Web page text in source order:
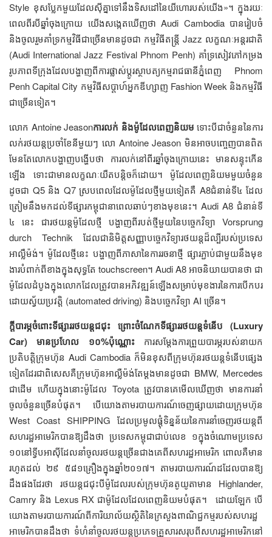
Style ខុស​ប្លែក​មួយ​​​ដែល​ស៊ីគ្នា​ទៅ​នឹង​ទិសដៅ​នៃ​​យីហោ​របស់​យើង»។ ក្នុង​រយៈ​
ពេល​ពីរ​បី​ឆ្នាំ​​ចុង​ក្រោយ​ យើង​សង្កេត​​ឃើញ​ថា​ Audi Cambodia បាន​រៀប​ចំ​
និង​ចូលរួម​គាំទ្រ​កម្មវិធី​ជា​ច្រើន​មាន​ដូច​ជា​ កម្មវិធី​តន្ត្រី​ Jazz លក្ខណៈ​​អន្តរជាតិ​
(Audi International Jazz Festival Phnom Penh) ​គាំទ្រ​សៀវភៅ​កម្រង​
រូបភាព​ទីក្រុង​ដែល​បង្ហាញ​ពី​​ការ​ផ្លាស់ប្ដូរ​ស្ថាបត្យកម្ម​​រាជធានី​ភ្នំពេញ​ Phnom
Penh Capital City កម្មវិធី​សប្ដាហ៍​អ្នក​ឌីហ្សាញ​ Fashion Week ​និង​កម្មវិធី​
ជា​ច្រើន​ទៀត។
លោក​ Antoine Jeasonការ​លក់ និង​ម៉ូដែល​ពេញ​និយម​​ ​ទោះ​បី​ជា​ចំនួន​នៃ​ការ​
លក់​រថយន្ត​ប្រចាំ​ខែ​នីមួយ​ៗ​ លោ​ Antoine Jeason​ មិន​អាច​បញ្ចេញ​បាន​ពិត​
មែន​តែ​លោក​បង្ហាញ​បង្ហើប​ថា​​ ​ការ​លក់​នៅ​ពីរ​ឆ្នាំ​ចុង​ក្រោយ​នេះ​ ​មាន​សន្ទុះ​កើន​
ឡើង ទោះ​ជា​មាន​លក្ខណៈ​យឺត​បន្តិច​ក៏​ដោយ។ ម៉ូដែល​​ពេញ​និយម​មួយ​ចំនួន​
ដូច​ជា​ Q5 និង​ Q7 ​ស្រប​ពេល​ដែល​ម៉ូដែល​ថ្មី​មួយ​ទៀត​គឺ​ A8​ជំនាន់​ទី៤​ ដែល​
ត្រៀម​នឹង​មក​ដល់​ទីផ្សារ​កម្ពុជា​នា​​ពេល​ឆាប់ៗ​ខាង​មុខ​​នេះ។ Audi A8 ​​​​ជំនាន់​ទី​
៤​ នេះ​ ជា​រថយន្ត​ម៉ូដែល​ថ្មី​ បង្ហាញ​ពី​របត់​ថ្មី​មួយ​នៃ​​​​បច្ចេកវិទ្យា​ Vorsprung
durch Technik ​​ដែល​ជា​​និមិត្ត​សញ្ញា​បច្ចេកវិទ្យា​រថយន្ត​ដ៏​ល្បី​របស់​ប្រទេស​
អាល្លឺម៉ង់។ ​ម៉ូដែល​ថ្មី​នេះ​ បង្ហាញ​ពី​ភាសា​នៃ​ការ​រចនា​ថ្មី​ ផ្សារភ្ជាប់​ជា​មួយ​នឹង​មុខ​
ងារ​បំពាក់​ពី​ខាង​ក្នុង​សុទ្ធ​តែ​ touchscreen។ Audi A8 ​អាច​និយាយ​បាន​ថា​ ​ជា​
ម៉ូដែល​ដំបូង​ក្នុង​លោក​ដែល​ត្រូវ​បាន​អភិវឌ្ឍន៍​ឡើង​​សម្រាប់​មុខងារ​​នៃ​ការ​បើកបរ​
ដោយ​​ស្វ័យ​ប្រវត្តិ (automated driving)​ និង​បច្ចេកវិទ្យា​ AI ច្រើន។ ​​​​
ក្ដី​បារម្ភ​ចំពោះ​ទីផ្សារ​រថយន្ត​ជជុះ​​ ព្រោះ​ចំណែក​ទីផ្សារ​រថយន្ត​ទំនើប​ (Luxury
Car) មាន​ប្រហែល​ ១០%​ប៉ុណ្ណោះ​​ការ​សម្ដែង​ការ​ព្រួយ​បារម្ភ​របស់​នាយក​
ប្រតិបត្តិ​ក្រុមហ៊ុន​ Audi Cambodia ក៏​មិន​ខុស​ពី​ក្រុមហ៊ុន​រថយន្ត​​ទំនើប​ផ្សេង
ទៀត​ដែរ​ជា​ពិសេស​គឺ​ក្រុមហ៊ុន​អាល្លឺម៉ង់​តែ​ម្ដង​មាន​​ដូច​ជា​ BMW​, Mercedes
ជា​ដើម​ ហើយ​ក្នុង​នោះ​ម៉ូដែល​ Toyota ត្រូវ​បាន​គេ​មើល​ឃើញ​ថា​ មាន​ការ​នាំ​
ចូល​​ចំនួន​ច្រើន​បំផុត។ ​បើ​យោង​តាម​របាយការណ៍​ចេញ​ផ្សាយ​​ដោយ​ក្រុមហ៊ុន​
West Coast SHIPPING ដែល​​​ប្រមូល​ផ្ដុំ​ទិន្នន័យ​នៃ​ការ​នាំចេញ​រថយន្ត​ពី​
សហរដ្ឋ​អាមេរិក​បាន​ឱ្យ​ដឹង​ថា​ ​ប្រទេស​កម្ពុជា​​​ជាប់​លេខ​ ១​ក្នុង​ចំណោម​ប្រទេស​​
១០​​នៅ​ទ្វីប​អាស៊ី​ដែល​នាំ​ចូល​រថយន្ត​​​ច្រើន​ជាង​គេ​ពី​សហរដ្ឋ​អាមេរិក​​ ពោល​គឺ​មាន​
រហូត​ដល់​ ២៩ ៥៨១​គ្រឿង​ក្នុង​ឆ្នាំ​២០១៧។ ​តាម​របាយការណ៍​ដដែល​បាន​ឱ្យ​
ដឹង​ផង​ដែរ​ថា​ ​រថយន្ត​ជជុះ​បី​ម៉ូដែល​របស់​​ក្រុមហ៊ុន​តូយូតា​មាន​ Highlander,
Camry និង​ Lexus RX ជា​ម៉ូដែល​ដែល​ពេញ​និយម​បំផុត។ ​​ ​ ដោយ​ឡែក​ បើ​​
យោង​តាម​របាយការណ៍​ពី​ការិយាល័យ​ស្ថិតិ​នៃ​ក្រសួង​ពាណិជ្ជកម្ម​របស់​សហរដ្ឋ​​
អាមេរិក​បាន​​​ដឹង​ថា​ ​ទំហំ​នាំ​ចូល​រថយន្ត​ប្រភេទ​គ្រួសារ​សរុប​ពី​សហរដ្ឋ​អាមេរិក​នៅ​